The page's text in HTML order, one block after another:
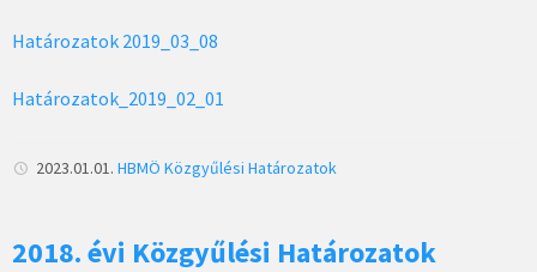
Határozatok 2019_03_08
Határozatok_2019_02_01
2023.01.01. HBMÖ Közgyűlési Határozatok
2018. évi Közgyűlési Határozatok